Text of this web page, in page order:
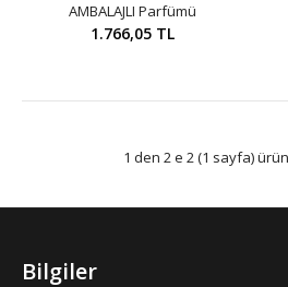
AMBALAJLI Parfümü
1.766,05 TL
1 den 2 e 2 (1 sayfa)
Bilgiler